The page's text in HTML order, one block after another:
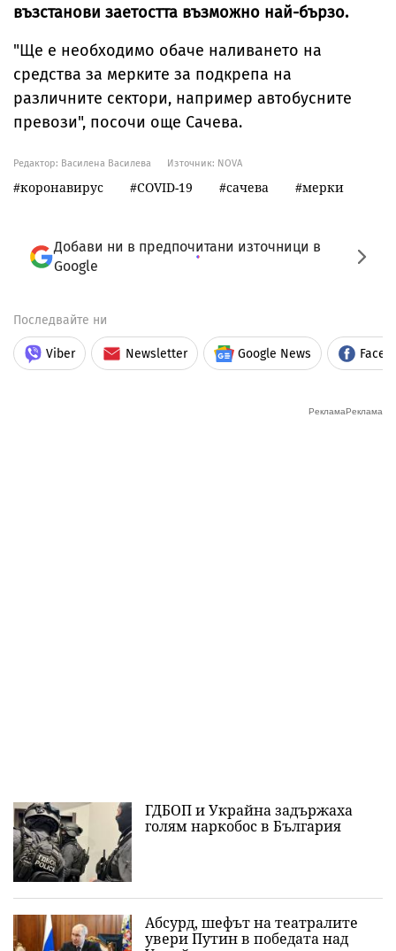
възстанови заетостта възможно най-бързо.
"Ще е необходимо обаче наливането на
средства за мерките за подкрепа на
различните сектори, например автобусните
превози", посочи още Сачева.
Редактор: Василена Василева Източник: NOVA
коронавирус COVID-19 сачева мерки
Добави ни в предпочитани източници в
Google
Последвайте ни
Viber Newsletter Google News
ГДБОП и Украйна задържаха
голям наркобос в България
Абсурд, шефът на театралите
увери Путин в победата над